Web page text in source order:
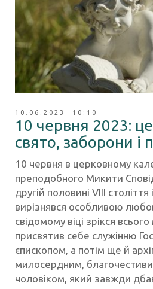
10.06.2023 10:10
10 червня 2023:
свято, заборони і
10 червня в церковному
преподобного Микити
другій половині VIII
вирізнявся особливою
свідомому віці зрікся
присвятив себе служінню
єпископом, а потім ще й
милосердним,
чоловіком, який завжди